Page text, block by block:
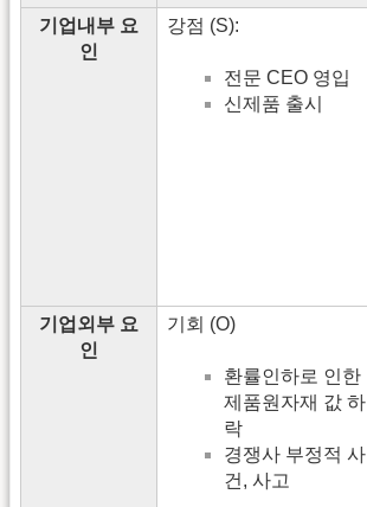
기업내부 요
인
강점 (S):
전문 CEO 영입
신제품 출시
기업외부 요
인
기회 (O)
환률인하로 인한
제품원자재 값 하
락
경쟁사 부정적 사
건, 사고